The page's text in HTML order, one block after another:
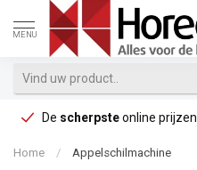
MENU
De scherpsteonline prijzen
Home / Appelschilmachine